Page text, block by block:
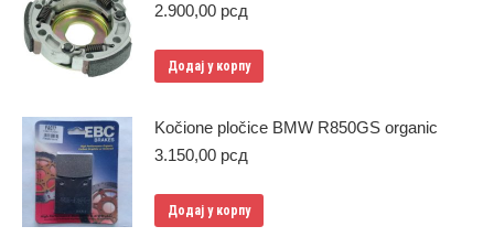
2.900,00 рсд
Додај у корпу
Kočione pločice BMW R850GS organic
3.150,00 рсд
Додај у корпу